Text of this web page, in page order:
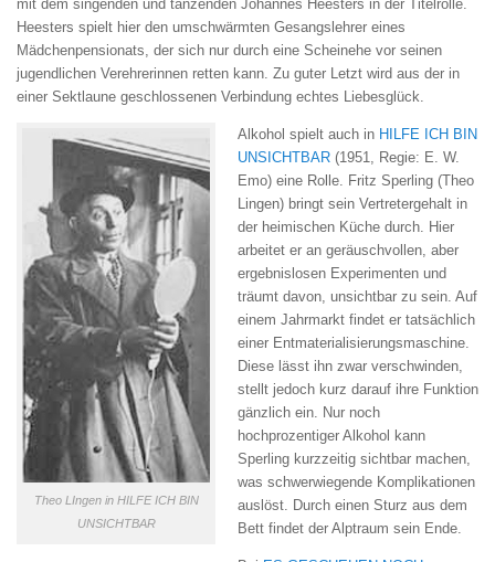
mit dem singenden und tanzenden Johannes Heesters in der Titelrolle.
Heesters spielt hier den umschwärmten Gesangslehrer eines
Mädchenpensionats, der sich nur durch eine Scheinehe vor seinen
jugendlichen Verehrerinnen retten kann. Zu guter Letzt wird aus der in
einer Sektlaune geschlossenen Verbindung echtes Liebesglück.
Theo LIngen in HILFE ICH BIN
UNSICHTBAR
Alkohol spielt auch in HILFE ICH BIN
UNSICHTBAR (1951, Regie: E. W.
Emo) eine Rolle. Fritz Sperling (Theo
Lingen) bringt sein Vertretergehalt in
der heimischen Küche durch. Hier
arbeitet er an geräuschvollen, aber
ergebnislosen Experimenten und
träumt davon, unsichtbar zu sein. Auf
einem Jahrmarkt findet er tatsächlich
einer Entmaterialisierungsmaschine.
Diese lässt ihn zwar verschwinden,
stellt jedoch kurz darauf ihre Funktion
gänzlich ein. Nur noch
hochprozentiger Alkohol kann
Sperling kurzzeitig sichtbar machen,
was schwerwiegende Komplikationen
auslöst. Durch einen Sturz aus dem
Bett findet der Alptraum sein Ende.